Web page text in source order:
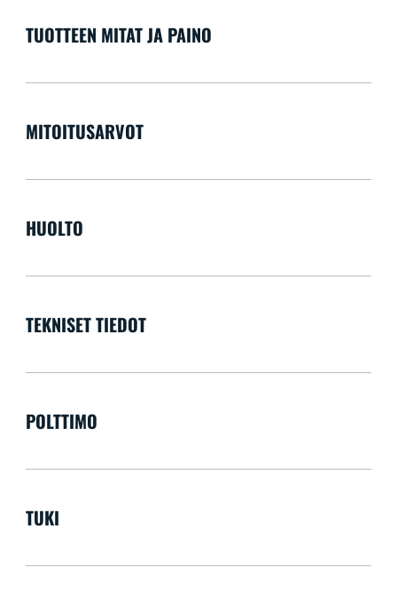
TUOTTEEN MITAT JA PAINO
MITOITUSARVOT
HUOLTO
TEKNISET TIEDOT
POLTTIMO
TUKI